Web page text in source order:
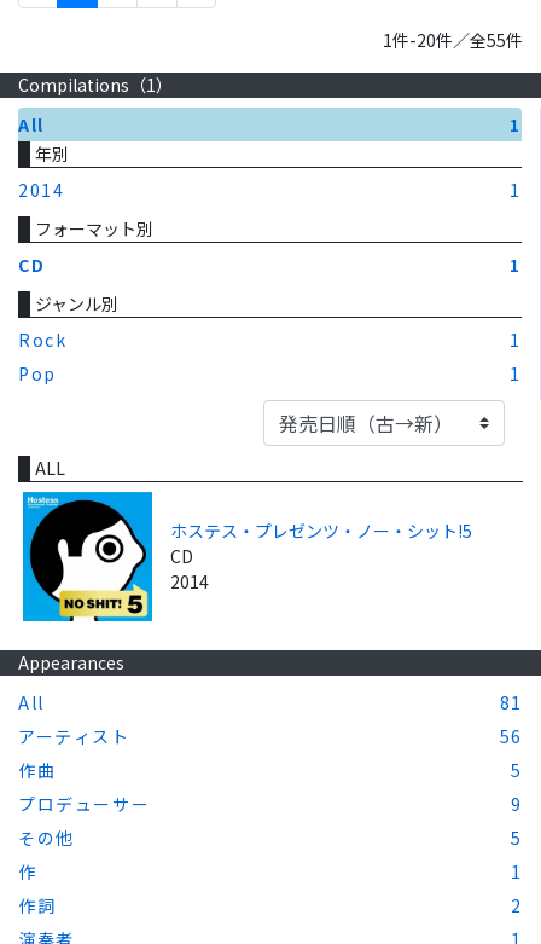
1件-20件／全55件
Compilations（1）
All
1
年別
2014
1
フォーマット別
CD
1
ジャンル別
Rock
1
Pop
1
ALL
ホステス・プレゼンツ・ノー・シット!5
CD
2014
Appearances
All
81
アーティスト
56
作曲
5
プロデューサー
9
その他
5
作
1
作詞
2